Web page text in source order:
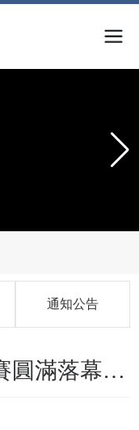
通知公告
圓滿落幕，